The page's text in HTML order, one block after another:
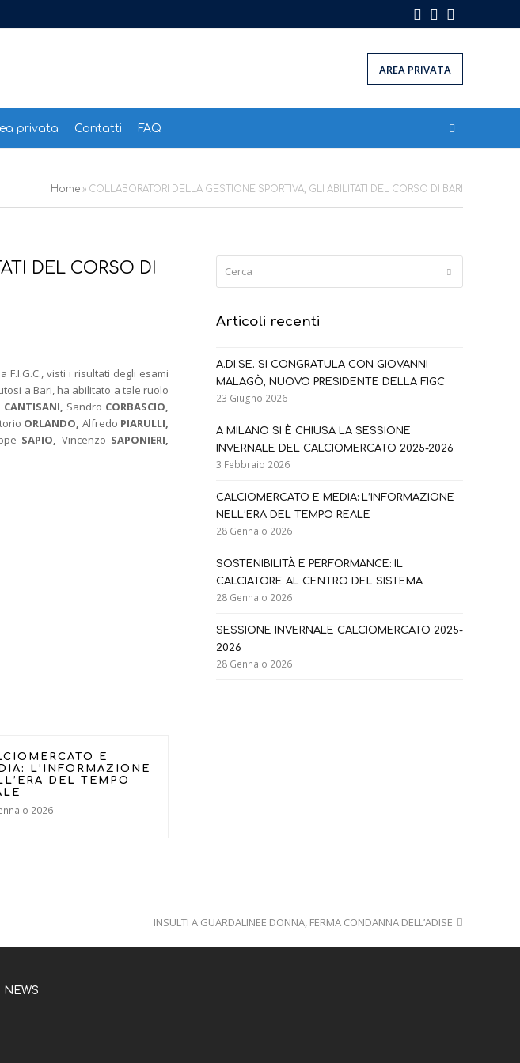
Facebook
Instagram
AREA PRIVATA
privata Contatti FAQ
Home » COLLABORATORI DELLA GESTIONE SPORTIVA, GLI ABILITATI DEL CORSO DI BARI
DEL CORSO DI
F.I.G.C., visti i risultati degli esami
a Bari, ha abilitato a tale ruolo
CANTISANI, Sandro CORBASCIO,
ORLANDO, Alfredo PIARULLI,
SAPIO, Vincenzo SAPONIERI,
E
L’INFORMAZIONE
DEL TEMPO
2026
Articoli recenti
A.DI.SE. SI CONGRATULA CON GIOVANNI
MALAGÒ, NUOVO PRESIDENTE DELLA FIGC
23 Giugno 2026
A MILANO SI È CHIUSA LA SESSIONE
INVERNALE DEL CALCIOMERCATO 2025-2026
3 Febbraio 2026
CALCIOMERCATO E MEDIA: L’INFORMAZIONE
NELL’ERA DEL TEMPO REALE
28 Gennaio 2026
SOSTENIBILITÀ E PERFORMANCE: IL
CALCIATORE AL CENTRO DEL SISTEMA
28 Gennaio 2026
SESSIONE INVERNALE CALCIOMERCATO 2025-
2026
28 Gennaio 2026
next
INSULTI A GUARDALINEE DONNA, FERMA CONDANNA DELL’ADISE
NEWS